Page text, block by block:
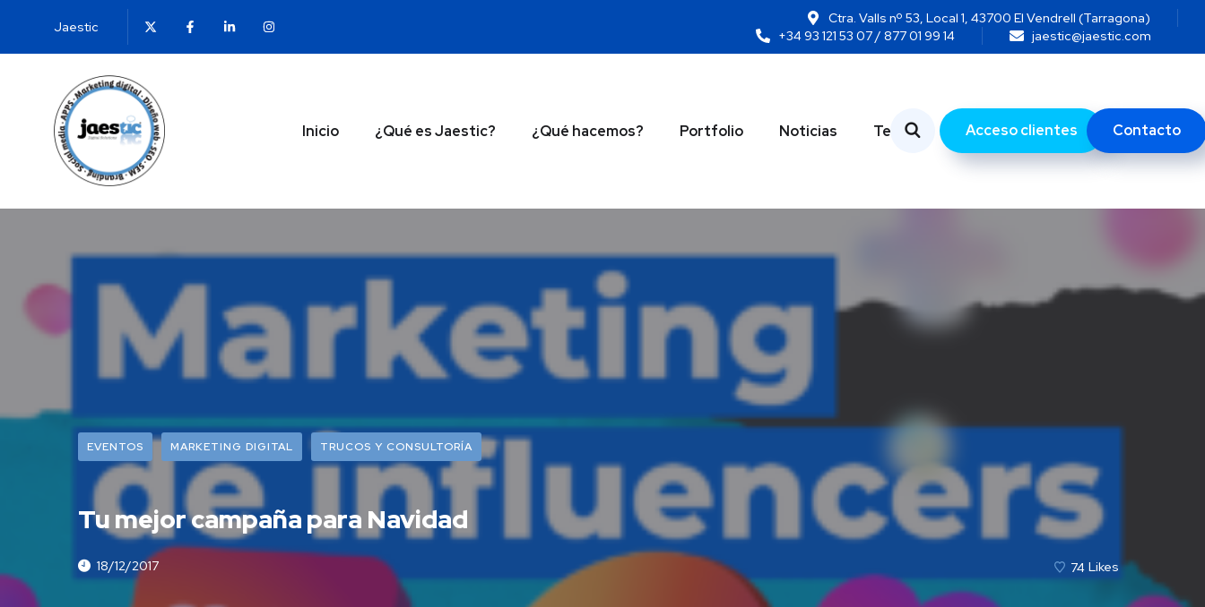
Jaestic
Ctra. Valls nº 53, Local 1, 43700 El Vendrell (Tarragona)
+34 93 121 53 07 / 877 01 99 14
jaestic@jaestic.com
Inicio ¿Qué es Jaestic? ¿Qué hacemos? Portfolio Noticias Temas Acceso clientes Contacto
EVENTOS MARKETING DIGITAL TRUCOS Y CONSULTORÍA
Tu mejor campaña para Navidad
18/12/2017 74 Likes